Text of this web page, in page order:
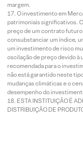
margem.
O investimento em
patrimoniais significativos.
preço de um contrato
consubstanciar um índice,
um investimento de risco
oscilação de preço devido à
recomendada para o
não está garantido neste
mudanças climáticas e o
desempenho do
ESTA INSTITUIÇÃO É
DISTRIBUIÇÃO DE